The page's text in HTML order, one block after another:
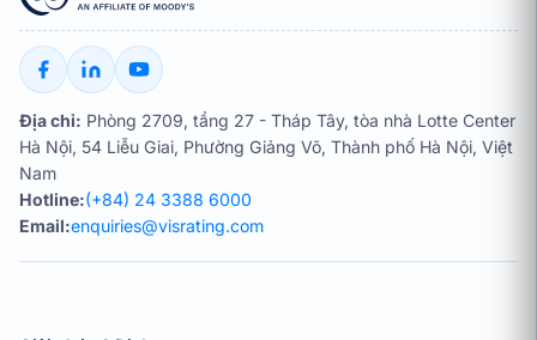
Địa chỉ: Phòng 2709, tầng 27 - Tháp Tây, tòa nhà Lotte Center
Hà Nội, 54 Liễu Giai, Phường Giảng Võ, Thành phố Hà Nội, Việt
Nam
Hotline:(+84) 24 3388 6000
Email:enquiries@visrating.com